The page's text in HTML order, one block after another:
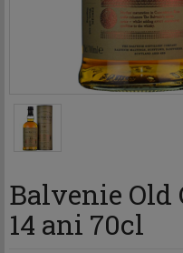
Balvenie Old
14 ani 70cl